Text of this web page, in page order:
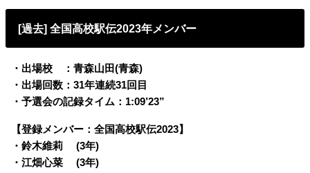
[過去] 全国高校駅伝2023年メンバー
・出場校 ：青森山田(青森)
・出場回数：31年連続31回目
・予選会の記録タイム：1:09’23”
【登録メンバー：全国高校駅伝2023】
・鈴木維莉 (3年)
・江畑心菜 (3年)